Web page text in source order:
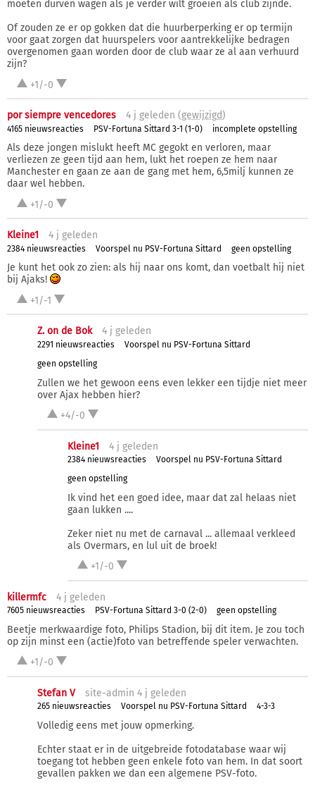
moeten durven wagen als je verder wilt groeien als club zijnde.
Of zouden ze er op gokken dat die huurberperking er op termijn
voor gaat zorgen dat huurspelers voor aantrekkelijke bedragen
overgenomen gaan worden door de club waar ze al aan verhuurd
zijn?
+1/-0
por siempre vencedores 4 j geleden (gewijzigd)
4165 nieuwsreacties PSV-Fortuna Sittard 3-1 (1-0) incomplete opstelling
Als deze jongen mislukt heeft MC gegokt en verloren, maar
verliezen ze geen tijd aan hem, lukt het roepen ze hem naar
Manchester en gaan ze aan de gang met hem, 6,5milj kunnen ze
daar wel hebben.
+1/-0
Kleine1 4 j geleden
2384 nieuwsreacties Voorspel nu PSV-Fortuna Sittard geen opstelling
Je kunt het ook zo zien: als hij naar ons komt, dan voetbalt hij niet
bij Ajaks!
+1/-1
Z. on de Bok 4 j geleden
2291 nieuwsreacties
Voorspel nu PSV-Fortuna Sittard
geen opstelling
Zullen we het gewoon eens even lekker een tijdje niet meer
over Ajax hebben hier?
+4/-0
Kleine1 4 j geleden
2384 nieuwsreacties
Voorspel nu PSV-Fortuna Sittard
geen opstelling
Ik vind het een goed idee, maar dat zal helaas niet
gaan lukken ....
Zeker niet nu met de carnaval ... allemaal verkleed
als Overmars, en lul uit de broek!
+1/-0
killermfc 4 j geleden
7605 nieuwsreacties PSV-Fortuna Sittard 3-0 (2-0) geen opstelling
Beetje merkwaardige foto, Philips Stadion, bij dit item. Je zou toch
op zijn minst een (actie)foto van betreffende speler verwachten.
+1/-0
Stefan V site-admin 4 j geleden
265 nieuwsreacties Voorspel nu PSV-Fortuna Sittard 4-3-3
Volledig eens met jouw opmerking.
Echter staat er in de uitgebreide fotodatabase waar wij
toegang tot hebben geen enkele foto van hem. In dat soort
gevallen pakken we dan een algemene PSV-foto.